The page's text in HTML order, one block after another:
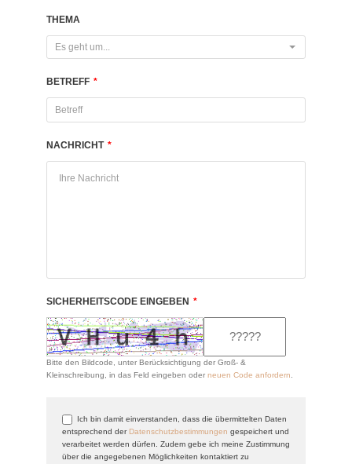
THEMA
Es geht um...
BETREFF *
NACHRICHT *
SICHERHEITSCODE EINGEBEN *
Bitte den Bildcode, unter Berücksichtigung der Groß- &
Kleinschreibung, in das Feld eingeben oder neuen Code anfordern
Ich bin damit einverstanden, dass die übermittelten Daten
entsprechend der Datenschutzbestimmungen gespeichert und
verarbeitet werden dürfen. Zudem gebe ich meine Zustimmung
über die angegebenen Möglichkeiten kontaktiert zu